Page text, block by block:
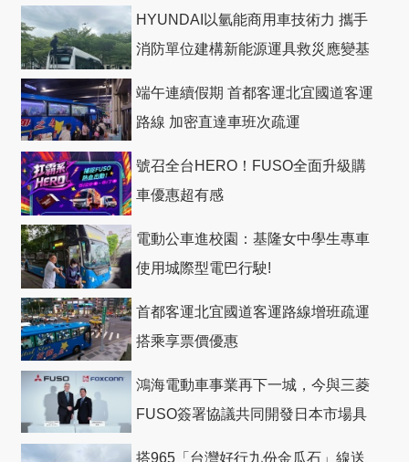
HYUNDAI以氫能商用車技術力 攜手
消防單位建構新能源運具救災應變基
端午連續假期 首都客運北宜國道客運
路線 加密直達車班次疏運
號召全台HERO！FUSO全面升級購
車優惠超有感
電動公車進校園：基隆女中學生專車
使用城際型電巴行駛!
首都客運北宜國道客運路線增班疏運
搭乘享票價優惠
鴻海電動車事業再下一城，今與三菱
FUSO簽署協議共同開發日本市場具
搭965「台灣好行九份金瓜石」線送